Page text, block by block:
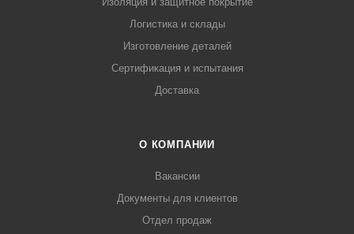
Логистика и склады
Изготовление деталей
Сертификация и испытания
Доставка
О КОМПАНИИ
Вакансии
Документы для клиентов
Отдел продаж